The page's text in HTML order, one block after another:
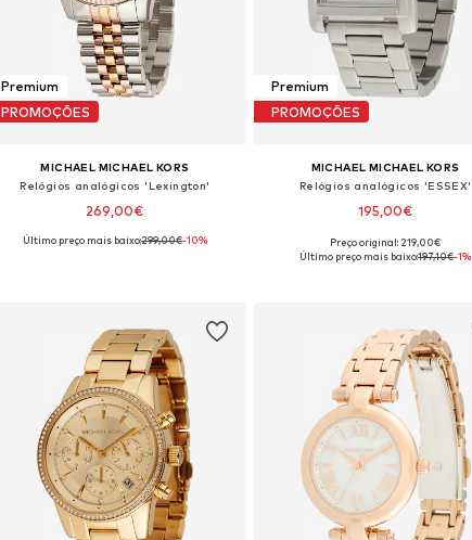
Premium
PROMOÇÕES
MICHAEL MICHAEL KORS
Relógios analógicos 'Lexington'
269,00€
Tamanhos disponíveis: One Size
Último preço mais baixo:299,00€-10%
Premium
PROMOÇÕES
MICHAEL MICHAEL KORS
Relógios analógicos 'ESSEX'
195,00€
Tamanhos disponíveis: One Size
Preço original: 219,00€
Último preço mais baixo:197,10€-1%